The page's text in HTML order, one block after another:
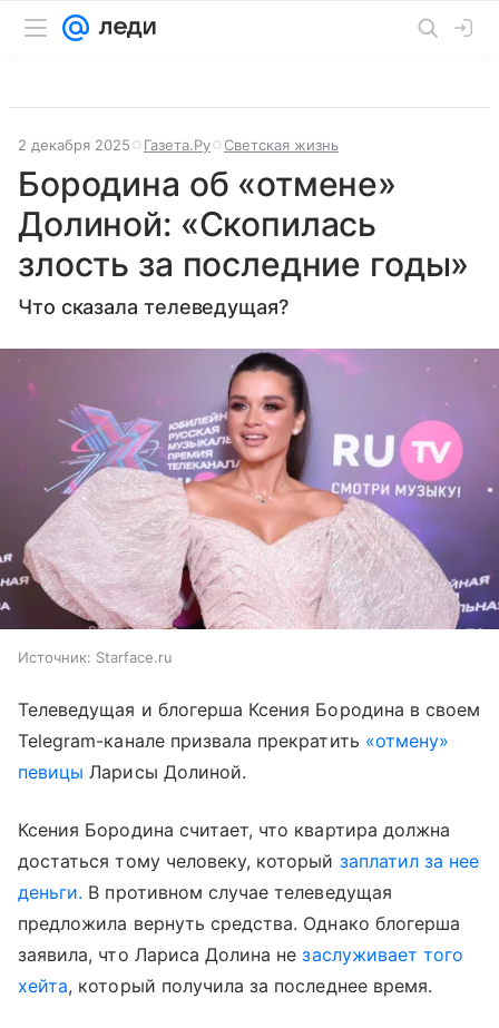
2 декабря 2025 Газета.Ру Светская жизнь
Бородина об «отмене»
Долиной: «Скопилась
злость за последние годы»
Что сказала телеведущая?
Источник: Starface.ru
Телеведущая и блогерша Ксения Бородина в своем
Telegram-канале призвала прекратить «отмену»
певицы Ларисы Долиной.
Ксения Бородина считает, что квартира должна
достаться тому человеку, который заплатил за нее
деньги. В противном случае телеведущая
предложила вернуть средства. Однако блогерша
заявила, что Лариса Долина незаслуживает того
хейта, который получила за последнее время.